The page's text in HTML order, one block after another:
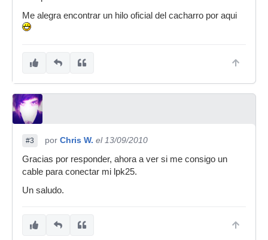
Me alegra encontrar un hilo oficial del cacharro por aqui
#3 por Chris W. el 13/09/2010
Gracias por responder, ahora a ver si me consigo un
cable para conectar mi lpk25.
Un saludo.